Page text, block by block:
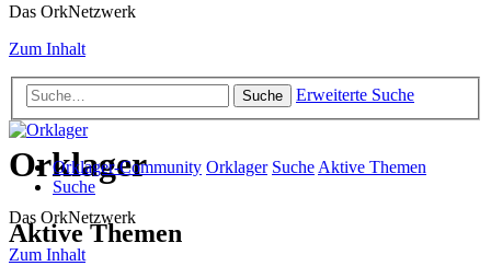
Das OrkNetzwerk
Zum Inhalt
Suche Erweiterte Suche
Orklager
Das OrkNetzwerk
Zum Inhalt
Orklager-Community Orklager SucheAktive Themen
Suche
Aktive Themen